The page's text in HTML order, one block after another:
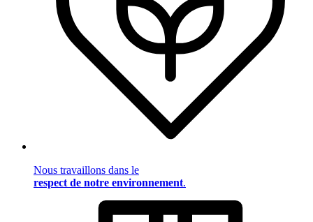
Nous travaillons dans le
respect de notre environnement.